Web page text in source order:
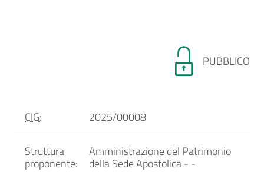
PUBBLICO
CIG: 2025/00008
Struttura
proponente:
Amministrazione del Patrimonio
della Sede Apostolica - -